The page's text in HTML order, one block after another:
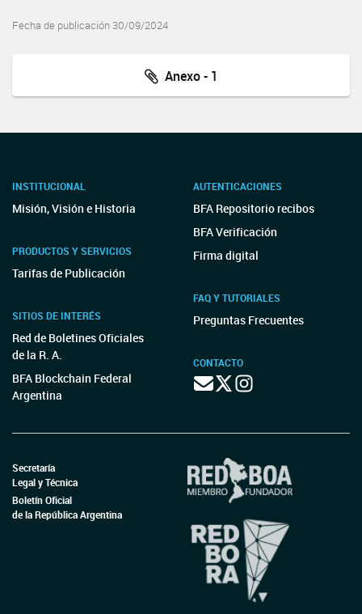
Fecha de publicación 30/09/2024
Anexo - 1
INSTITUCIONAL
Misión, Visión e Historia
PRODUCTOS Y SERVICIOS
Tarifas de Publicación
SITIOS DE INTERÉS
Red de Boletines Oficiales
de la R. A.
BFA Blockchain Federal
Argentina
AUTENTICACIONES
BFA Repositorio recibos
BFA Verificación
Firma digital
FAQ Y TUTORIALES
Preguntas Frecuentes
CONTACTO
Secretaría
Legal y Técnica
Boletín Oficial
de la República Argentina